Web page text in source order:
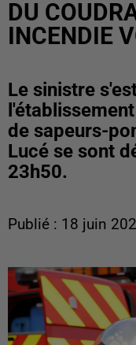
DU
INCENDIE
Le sinistre
de sapeurs-
Lucé se sont
23h50.
Publié : 18 juin